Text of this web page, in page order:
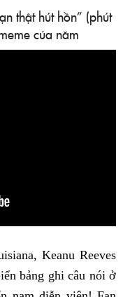
thật hút hồn” (phút
của năm
Keanu Reeves
bảng ghi câu nói ở